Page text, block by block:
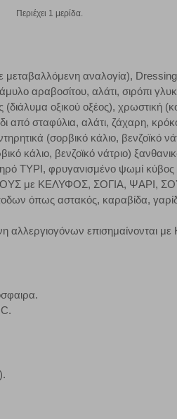
Περιέχει 1 μερίδα.
μεταβαλλόμενη αναλογία),
αραβοσίτου, αλάτι, σιρόπι
(διάλυμα οξικού οξέος),
από σταφύλια, αλάτι, ζάχαρη,
(σορβικό κάλιο, βενζοϊκό
κάλιο, βενζοϊκό νάτριο)
ΤΥΡΙ, φρυγανισμένο ψωμί κύβος
με ΚΕΛΥΦΟΣ, ΣΟΓΙΑ,
όπως αστακός, καραβίδα,
αλλεργιογόνων επισημαίνονται
κατηγορία cookies, δεν θα
για την επισκεψιμότητα του
και να βλέπουμε την αλληλεπίδραση
την αποδοχή αυτής της
ιστότοπου και ενεργοποιημένη.
σε αυτήν την περίπτωση ορισμένα
Αποθήκευση